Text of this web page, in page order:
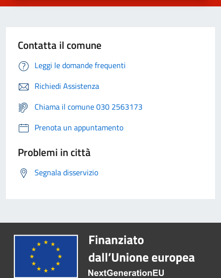
Contatta il comune
Leggi le domande frequenti
Richiedi Assistenza
Chiama il comune 030 2563173
Prenota un appuntamento
Problemi in città
Segnala disservizio